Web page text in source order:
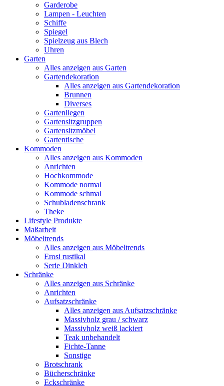
Garderobe
Lampen - Leuchten
Schiffe
Spiegel
Spielzeug aus Blech
Uhren
Garten
Alles anzeigen aus Garten
Gartendekoration
Alles anzeigen aus Gartendekoration
Brunnen
Diverses
Gartenliegen
Gartensitzgruppen
Gartensitzmöbel
Gartentische
Kommoden
Alles anzeigen aus Kommoden
Anrichten
Hochkommode
Kommode normal
Kommode schmal
Schubladenschrank
Theke
Lifestyle Produkte
Maßarbeit
Möbeltrends
Alles anzeigen aus Möbeltrends
Erosi rustikal
Serie Dinkleh
Schränke
Alles anzeigen aus Schränke
Anrichten
Aufsatzschränke
Alles anzeigen aus Aufsatzschränke
Massivholz grau / schwarz
Massivholz weiß lackiert
Teak unbehandelt
Fichte-Tanne
Sonstige
Brotschrank
Bücherschränke
Eckschränke